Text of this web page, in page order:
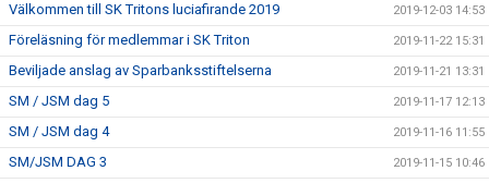
Välkommen till SK Tritons luciafirande 2019 2019-12-03 14:53
Föreläsning för medlemmar i SK Triton 2019-11-22 15:31
Beviljade anslag av Sparbanksstiftelserna 2019-11-21 13:31
SM / JSM dag 5 2019-11-17 12:13
SM / JSM dag 4 2019-11-16 11:55
SM/JSM DAG 3 2019-11-15 10:46